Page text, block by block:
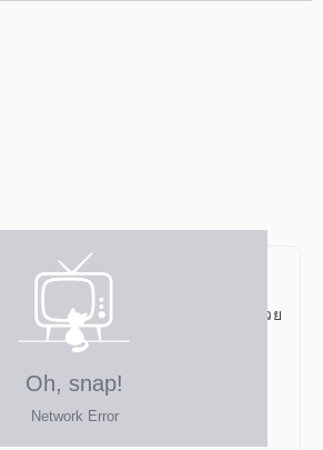
ร์ เพิ่มเติม ม.ปลาย เป็นคอร์สเรียนที่
พื้นฐานและเสริม
กับน้องๆ โดยมีทั้งหมด 16 บทเรียนด้วย
น 4 หมวดหมู่
เรขาคณิต สถิติและความน่าจะเป็น
ฐาน ม.ปลาย มีบทเรียน ดังต่อไปนี้
ระบบ
มพันธ์และฟังก์ชัน / ฟังก์ชันเอกซ์โพ